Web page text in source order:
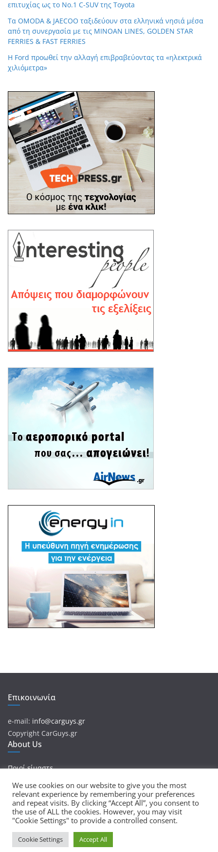
επιτυχίας ως το Νο.1 C-SUV της Toyota
Τα OMODA & JAECOO ταξιδεύουν στα ελληνικά νησιά μέσα
από τη συνεργασία με τις MINOAN LINES, GOLDEN STAR
FERRIES & FAST FERRIES
Η Ford προωθεί την αλλαγή επιβραβεύοντας τα «ηλεκτρικά
χιλιόμετρα»
Επικοινωνία
e-mail: info@carguys.gr
Copyright CarGuys.gr
About Us
Ποιοί είμαστε
Πνευματικά Δικαιώματα © 2026CarGuys. Τα πνευματικά
δικαιώματα προστατεύονται.
Θέμα:ColorMagαπό ThemeGrill. Κατασκευασμένο με
WordPress
We use cookies on our website to give you the most
relevant experience by remembering your preferences
and repeat visits. By clicking “Accept All”, you consent to
the use of ALL the cookies. However, you may visit
"Cookie Settings" to provide a controlled consent.
Cookie Settings Accept All